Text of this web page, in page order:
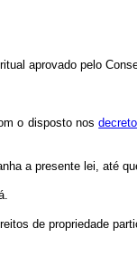
aprovado pelo
o disposto nos
a presente lei, até
de propriedade